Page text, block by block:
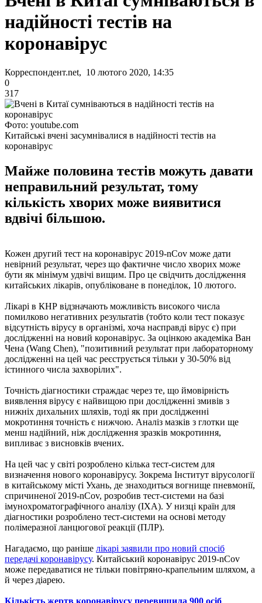
надійності тестів на
коронавірус
Корреспондент.net, 10 лютого 2020, 14:35
0
317
Фото: youtube.com
Китайські вчені засумнівалися в надійності тестів на
коронавірус
Майже половина тестів можуть давати
неправильний результат, тому
кількість хворих може виявитися
вдвічі більшою.
Кожен другий тест на коронавірус 2019-nCov може дати
невірний результат, через що фактичне число хворих може
бути як мінімум удвічі вищим. Про це свідчить дослідження
китайських лікарів, опубліковане в понеділок, 10 лютого.
Лікарі в КНР відзначають можливість високого числа
помилково негативних результатів (тобто коли тест показує
відсутність вірусу в організмі, хоча насправді вірус є) при
дослідженні на новий коронавірус. За оцінкою академіка Ван
Чена (Wang Chen), "позитивний результат при лабораторному
дослідженні на цей час реєструється тільки у 30-50% від
істинного числа захворілих".
Точність діагностики страждає через те, що ймовірність
виявлення вірусу є найвищою при дослідженні змивів з
нижніх дихальних шляхів, тоді як при дослідженні
мокротиння точність є нижчою. Аналіз мазків з глотки ще
менш надійний, ніж дослідження зразків мокротиння,
випливає з висновків вчених.
На цей час у світі розроблено кілька тест-систем для
визначення нового коронавірусу. Зокрема Інститут вірусології
в китайському місті Ухань, де знаходиться вогнище пневмонії,
спричиненої 2019-nCov, розробив тест-системи на базі
імунохроматографічного аналізу (ІХА). У низці країн для
діагностики розроблено тест-системи на основі методу
полімеразної ланцюгової реакції (ПЛР).
Нагадаємо, що раніше лікарі заявили про новий спосіб
передачі коронавірусу. Китайський коронавірус 2019-nCov
може передаватися не тільки повітряно-крапельним шляхом, а
й через діарею.
Кількість жертв коронавірусу перевищила 900 осіб